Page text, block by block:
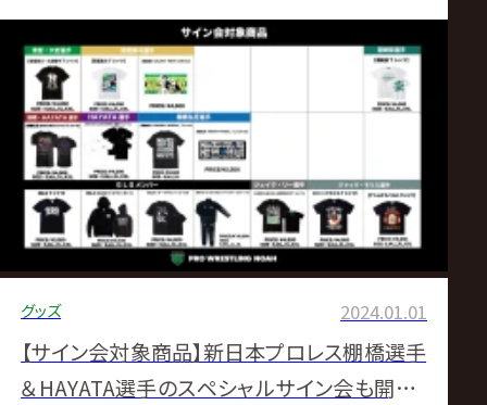
も“混とん"の2024年船出
グッズ 2024.01.01
【サイン会対象商品】新日本プロレス棚橋選手
＆HAYATA選手のスペシャルサイン会も開催！